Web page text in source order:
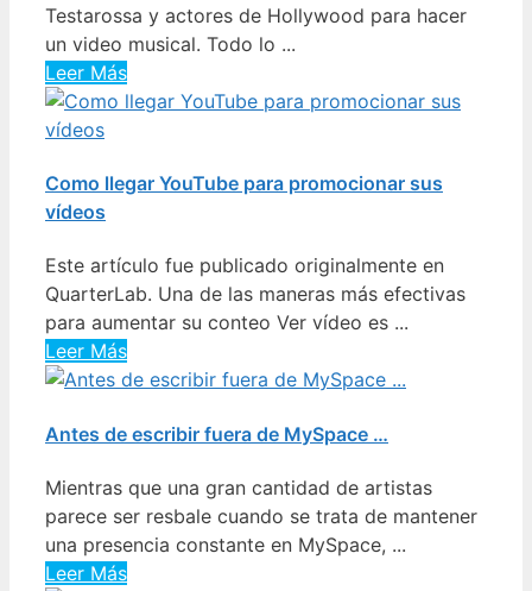
Testarossa y actores de Hollywood para hacer
un video musical. Todo lo ...
Leer Más
Como llegar YouTube para promocionar sus
vídeos
Este artículo fue publicado originalmente en
QuarterLab. Una de las maneras más efectivas
para aumentar su conteo Ver vídeo es ...
Leer Más
Antes de escribir fuera de MySpace …
Mientras que una gran cantidad de artistas
parece ser resbale cuando se trata de mantener
una presencia constante en MySpace, ...
Leer Más